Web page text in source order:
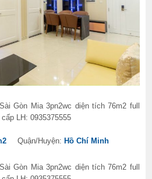
Gòn Mia 3pn2wc diện tích 76m2 full
LH: 0935375555
Quận/Huyện: Hồ Chí Minh
Gòn Mia 3pn2wc diện tích 76m2 full